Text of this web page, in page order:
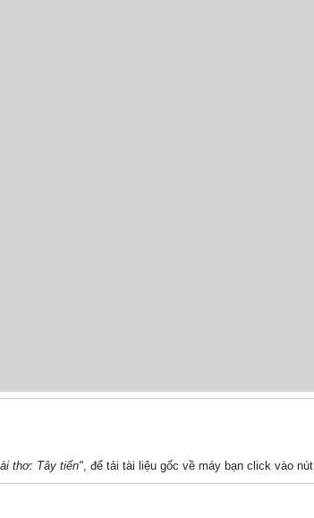
thơ: Tây tiến", để tải tài liệu gốc về máy bạn click vào nút